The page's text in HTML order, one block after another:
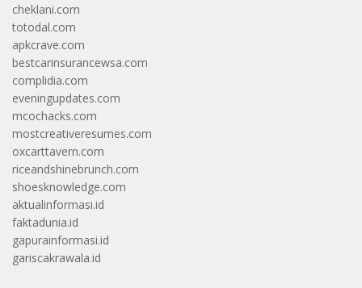
cheklani.com
totodal.com
apkcrave.com
bestcarinsurancewsa.com
complidia.com
eveningupdates.com
mcochacks.com
mostcreativeresumes.com
oxcarttavern.com
riceandshinebrunch.com
shoesknowledge.com
aktualinformasi.id
faktadunia.id
gapurainformasi.id
gariscakrawala.id